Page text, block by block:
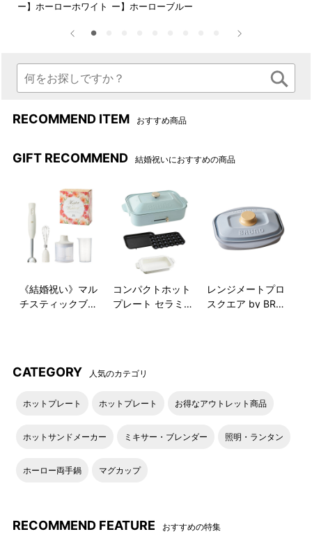
フッ素樹脂コートの平面プレートとたこ焼きプレートで【焼
2枚のプレートを使い分けて、前菜からデザートまで幅広いレ
最大250℃
無段階温度調節
火力は保温～250℃まで無段階調整ができ、本格的なレシピも
作れる満足の火力。
小さいボディで、お肉もジューシーに焼き上げます！
引っかかっても安心
なので、調理中に万が一引
温度の上がり過ぎを
サーモスタットが付いてい
プレートも小物も全
比較や
オプションパーツのご案内はこちら
OPTION PARTS
ー】ホーローホワイト ー】ホーローブルー
RECOMMEND ITEM おすすめ商品
GIFT RECOMMEND 結婚祝いにおすすめの商品
《結婚祝い》マル
チスティックブレ
コンパクトホット
プレート セラミッ
レンジメートプロ
スクエア by BRU
CATEGORY 人気のカテゴリ
ホットプレート ホットプレート お得なアウトレット商品
ホットサンドメーカー ミキサー・ブレンダー 照明・ランタン
ホーロー両手鍋 マグカップ
RECOMMEND FEATURE おすすめの特集